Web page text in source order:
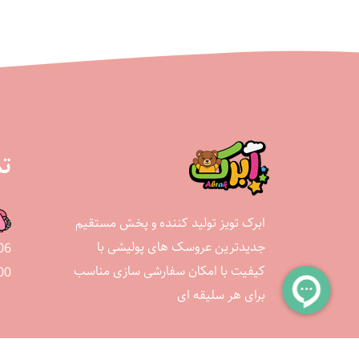
ابرک تویز تولید کننده و پخش مستقیم
جدیدترین عروسک های پولیشی با
کیفیت با امکان سفارشی سازی مناسب
برای هر سلیقه ای